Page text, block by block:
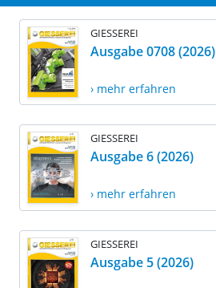
GIESSEREI
Ausgabe 0708 (2026)
› mehr erfahren
GIESSEREI
Ausgabe 6 (2026)
› mehr erfahren
GIESSEREI
Ausgabe 5 (2026)